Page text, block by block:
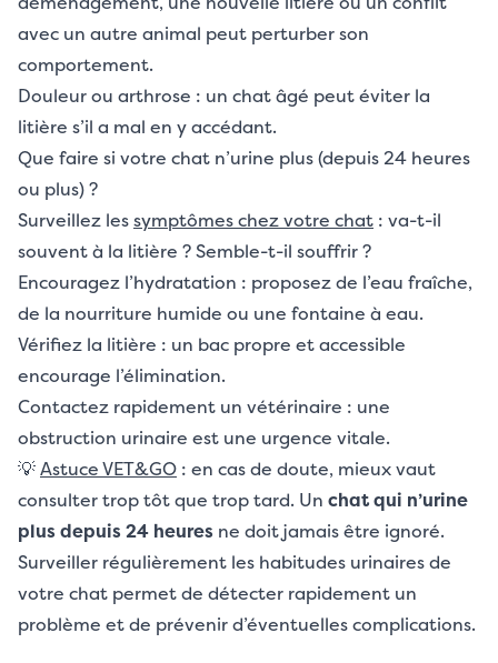
avec un autre animal peut perturber son
comportement.
Douleur ou arthrose : un chat âgé peut éviter la
litière s’il a mal en y accédant.
Que faire si votre chat n’urine plus (depuis 24 heures
ou plus) ?
Surveillez lessymptômes chez votre chat : va-t-il
souvent à la litière ? Semble-t-il souffrir ?
Encouragez l’hydratation : proposez de l’eau fraîche,
de la nourriture humide ou une fontaine à eau.
Vérifiez la litière : un bac propre et accessible
encourage l’élimination.
Contactez rapidement un vétérinaire : une
obstruction urinaire est une urgence vitale.
💡Astuce VET&GO : en cas de doute, mieux vaut
consulter trop tôt que trop tard. Un chat qui n’urine
plus depuis 24 heures ne doit jamais être ignoré.
Surveiller régulièrement les habitudes urinaires de
votre chat permet de détecter rapidement un
problème et de prévenir d’éventuelles complications.